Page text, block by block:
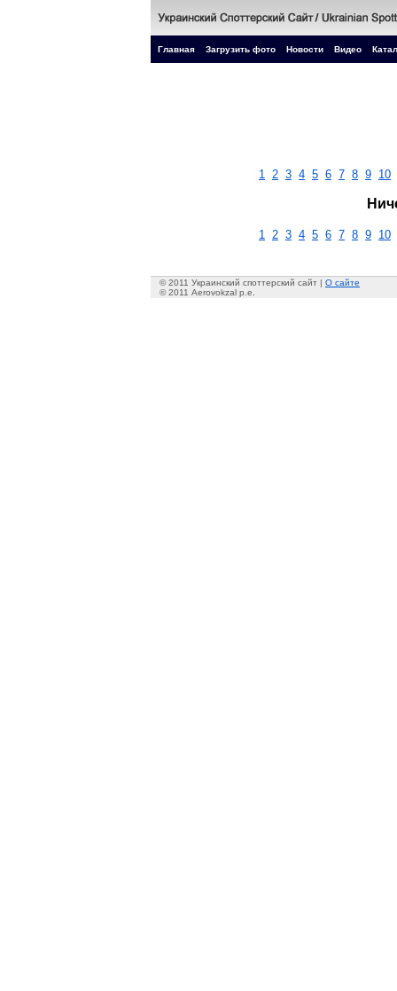
Главная Загрузить фото Новости Видео
1 2 3 4 5 6 7 8 9 10
1 2 3 4 5 6 7 8 9 10
© 2011 Украинский споттерский сайт | О сайте
© 2011 Aerovokzal p.e.